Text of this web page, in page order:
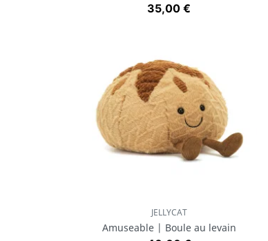
Prix
35,00 €
Aperçu rapide
JELLYCAT
Amuseable | Boule au levain